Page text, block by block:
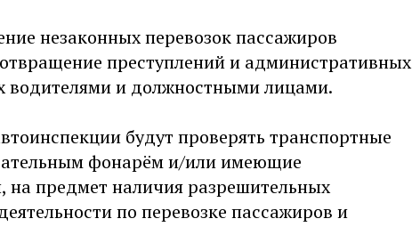
незаконных перевозок пассажиров
преступлений и административных
и должностными лицами.
будут проверять транспортные
фонарём и/или имеющие
на предмет наличия разрешительных
по перевозке пассажиров и